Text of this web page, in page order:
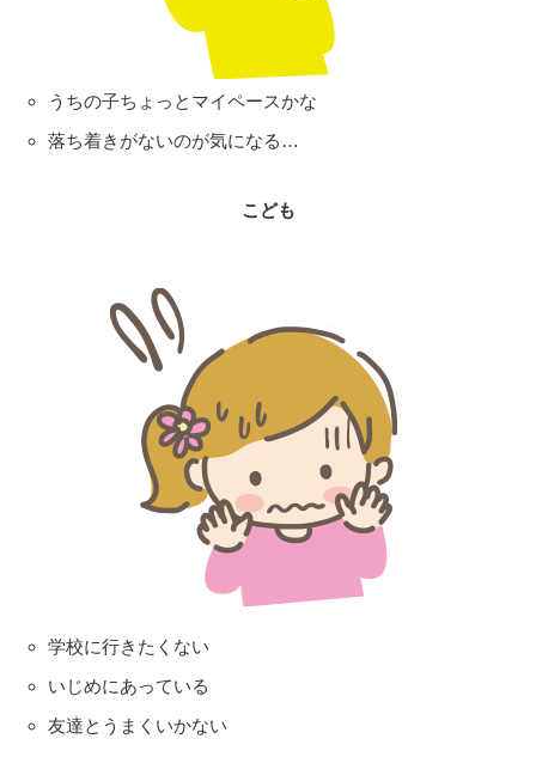
うちの子ちょっとマイペースかな
落ち着きがないのが気になる…
こども
学校に行きたくない
いじめにあっている
友達とうまくいかない